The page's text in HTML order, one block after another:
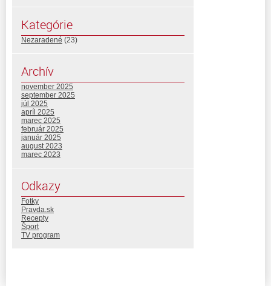
Kategórie
Nezaradené (23)
Archív
november 2025
september 2025
júl 2025
apríl 2025
marec 2025
február 2025
január 2025
august 2023
marec 2023
Odkazy
Fotky
Pravda.sk
Recepty
Šport
TV program